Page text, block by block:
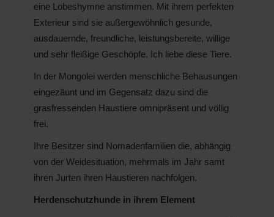
eine Lobeshymne anstimmen. Mit ihrem perfekten
Exterieur sind sie außergewöhnlich gesunde,
ausdauernde, freundliche, leistungsbereite, willige
und sehr fleißige Geschöpfe. Ich liebe diese Tiere.
In der Mongolei werden menschliche Behausungen
eingezäunt und im Gegensatz dazu sind die
grasfressenden Haustiere omnipräsent und völlig
frei.
Ihre Besitzer sind Nomadenfamilien die, abhängig
von der Weidesituation, mehrmals im Jahr samt
ihren Jurten ihren Haustieren nachfolgen.
Herdenschutzhunde in ihrem Element